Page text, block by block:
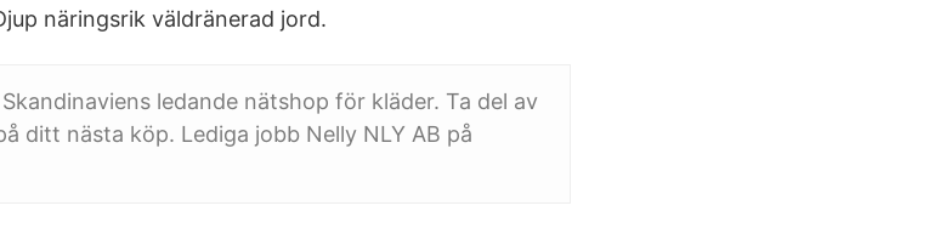
näringsrik väldränerad jord.
ledande nätshop för kläder. Ta del av
ditt nästa köp. Lediga jobb Nelly NLY AB på